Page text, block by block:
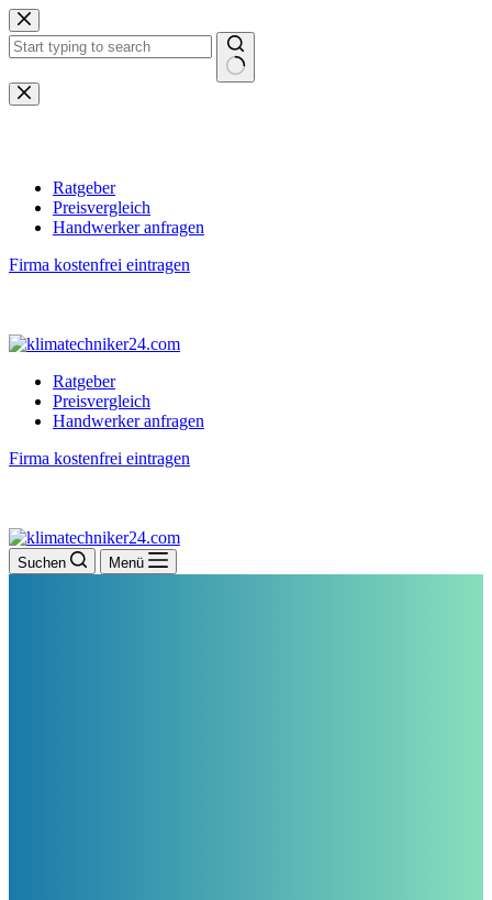
Zum
Inhalt
springen
Keine
Ergebnisse
Ratgeber
Preisvergleich
Handwerker anfragen
Firma kostenfrei eintragen
Ratgeber
Preisvergleich
Handwerker anfragen
Firma kostenfrei eintragen
Suchen Menü